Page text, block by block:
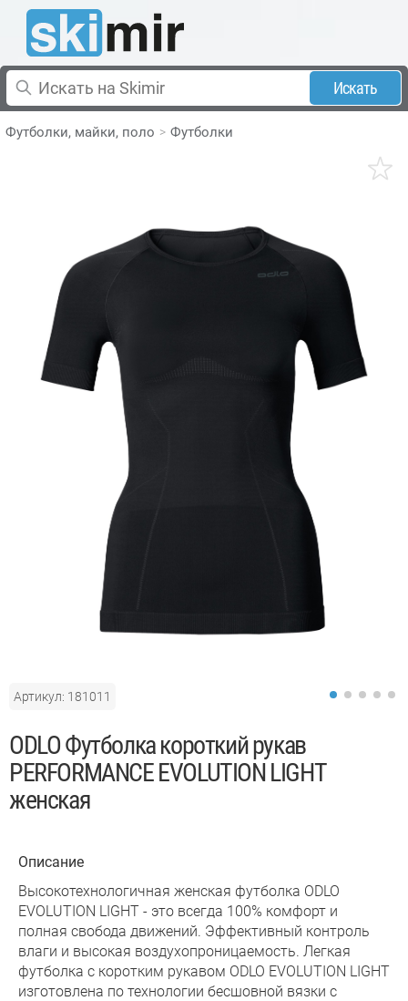
Искать
Футболки, майки, поло Футболки
Артикул: 181011
ODLO Футболка короткий рукав
PERFORMANCE EVOLUTION LIGHT
женская
Описание
Высокотехнологичная женская футболка ODLO
EVOLUTION LIGHT - это всегда 100% комфорт и
полная свобода движений. Эффективный контроль
влаги и высокая воздухопроницаемость. Легкая
футболка с коротким рукавом ODLO EVOLUTION LIGHT
изготовлена по технологии бесшовной вязки с